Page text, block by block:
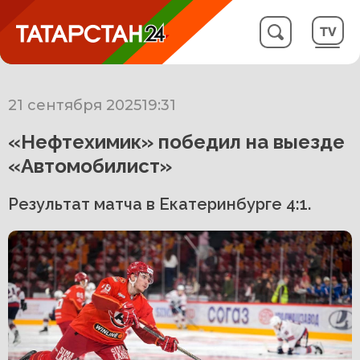
21 сентября 202519:31
«Нефтехимик» победил на выезде
«Автомобилист»
Результат матча в Екатеринбурге 4:1.